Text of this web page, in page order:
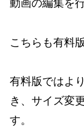
動画の編集を
こちらも有料
有料版ではよ
き、サイズ変
す。